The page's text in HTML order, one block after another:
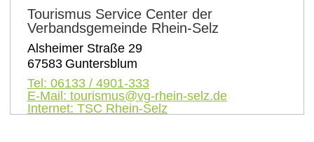
Tourismus Service Center der
Verbandsgemeinde Rhein-Selz
Alsheimer Straße 29
67583 Guntersblum
Tel: 06133 / 4901-333
E-Mail: tourismus@vg-rhein-selz.de
Internet: TSC Rhein-Selz